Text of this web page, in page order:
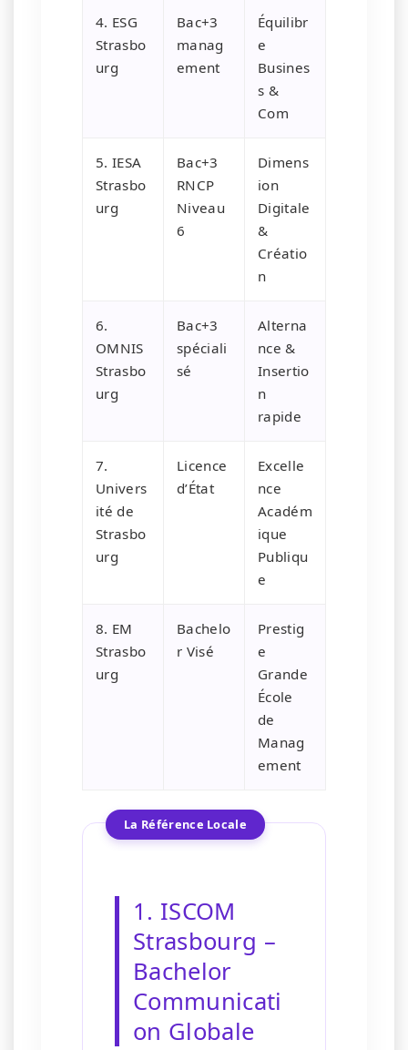
4. ESG
Strasbo
urg
Bac+3
manag
ement
Équilibr
e
Busines
s &
Com
5. IESA
Strasbo
urg
Bac+3
RNCP
Niveau
6
Dimens
ion
Digitale
&
Créatio
n
6.
OMNIS
Strasbo
urg
Bac+3
spéciali
sé
Alterna
nce &
Insertio
n
rapide
7.
Univers
ité de
Strasbo
urg
Licence
d’État
Excelle
nce
Académ
ique
Publiqu
e
8. EM
Strasbo
urg
Bachelo
r Visé
Prestig
e
Grande
École
de
Manag
ement
La Référence Locale
1. ISCOM
Strasbourg –
Bachelor
Communicati
on Globale